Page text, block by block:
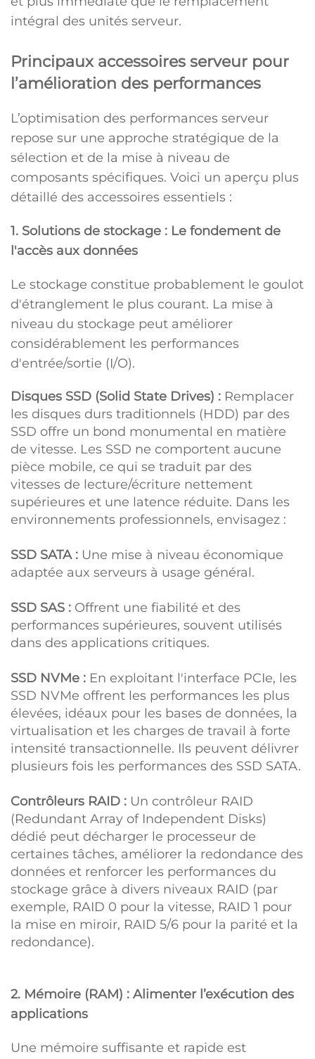
intégral des unités serveur.
Principaux accessoires serveur pour
l’amélioration des performances
L’optimisation des performances serveur
repose sur une approche stratégique de la
sélection et de la mise à niveau de
composants spécifiques. Voici un aperçu plus
détaillé des accessoires essentiels :
1. Solutions de stockage : Le fondement de
l'accès aux données
Le stockage constitue probablement le goulot
d'étranglement le plus courant. La mise à
niveau du stockage peut améliorer
considérablement les performances
d'entrée/sortie (I/O).
Disques SSD (Solid State Drives) : Remplacer
les disques durs traditionnels (HDD) par des
SSD offre un bond monumental en matière
de vitesse. Les SSD ne comportent aucune
pièce mobile, ce qui se traduit par des
vitesses de lecture/écriture nettement
supérieures et une latence réduite. Dans les
environnements professionnels, envisagez :
SSD SATA : Une mise à niveau économique
adaptée aux serveurs à usage général.
SSD SAS : Offrent une fiabilité et des
performances supérieures, souvent utilisés
dans des applications critiques.
SSD NVMe : En exploitant l'interface PCIe, les
SSD NVMe offrent les performances les plus
élevées, idéaux pour les bases de données, la
virtualisation et les charges de travail à forte
intensité transactionnelle. Ils peuvent délivrer
plusieurs fois les performances des SSD SATA.
Contrôleurs RAID : Un contrôleur RAID
(Redundant Array of Independent Disks)
dédié peut décharger le processeur de
certaines tâches, améliorer la redondance des
données et renforcer les performances du
stockage grâce à divers niveaux RAID (par
exemple, RAID 0 pour la vitesse, RAID 1 pour
la mise en miroir, RAID 5/6 pour la parité et la
redondance).
2. Mémoire (RAM) : Alimenter l’exécution des
applications
Une mémoire suffisante et rapide est